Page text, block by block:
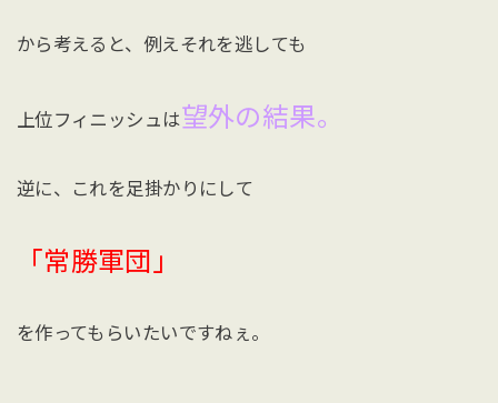
から考えると、例えそれを逃しても
上位フィニッシュは望外の結果。
逆に、これを足掛かりにして
「常勝軍団」
を作ってもらいたいですねぇ。